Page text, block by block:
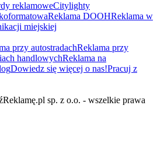
reklamoweCitylighty
Reklama DOOHReklama w
miejskiej
przy autostradachReklama przy
handlowychReklama na
Dowiedz się więcej o nas!Pracuj z
sp. z o.o. - wszelkie prawa